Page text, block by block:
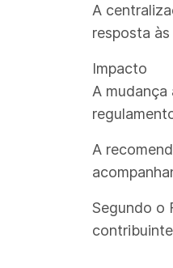
A
resposta
Impacto
A
A
Segundo o